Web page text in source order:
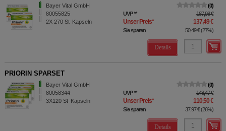
Bayer Vital GmbH
80055825
2X 270 St Kapseln
0
UVP** 187,98 €
Unser Preis* 137,49 €
Sie sparen 50,49 €(27%)
Details
PRIORIN SPARSET
Bayer Vital GmbH
80058344
3X120 St Kapseln
0
UVP** 148,47 €
Unser Preis* 110,50 €
Sie sparen 37,97 €(26%)
Details